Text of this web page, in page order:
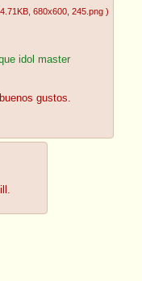
, 680x600 , 245.png )
idol master
gustos.